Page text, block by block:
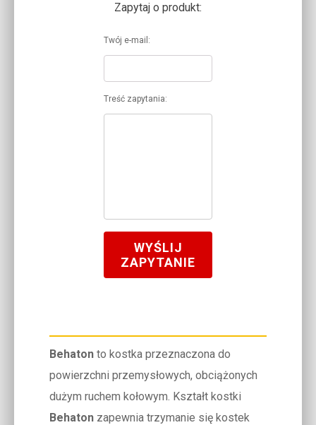
Zapytaj o produkt:
Twój e-mail:
Treść zapytania:
WYŚLIJ
ZAPYTANIE
Behaton to kostka przeznaczona do
powierzchni przemysłowych, obciążonych
dużym ruchem kołowym. Kształt kostki
Behaton zapewnia trzymanie się kostek